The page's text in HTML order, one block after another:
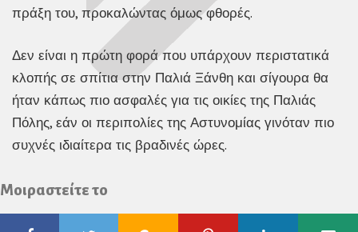
πράξη του, προκαλώντας όμως φθορές.
Δεν είναι η πρώτη φορά που υπάρχουν περιστατικά
κλοπής σε σπίτια στην Παλιά Ξάνθη και σίγουρα θα
ήταν κάπως πιο ασφαλές για τις οικίες της Παλιάς
Πόλης, εάν οι περιπολίες της Αστυνομίας γινόταν πιο
συχνές ιδιαίτερα τις βραδινές ώρες.
Μοιραστείτε το